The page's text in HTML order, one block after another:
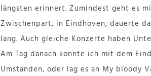
längsten erinnert. Zumindest geht es
Zwischenpart, in Eindhoven, dauerte
lang. Auch gleiche Konzerte haben
Am Tag danach konnte ich mit dem
Umständen, oder lag es an My bloody